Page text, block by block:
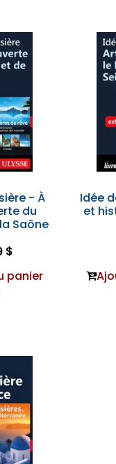
- À
du
Saône
$
panier
Idée
et